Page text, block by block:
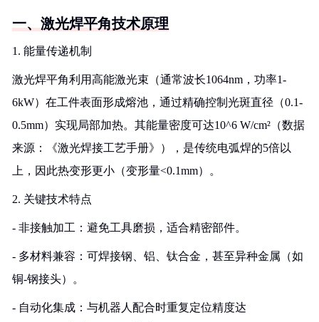
一、激光焊平角技术原理
1. 能量传递机制
激光焊平角利用高能激光束（通常波长1064nm，功率1-
6kW）在工件表面形成熔池，通过精确控制光斑直径（0.1-
0.5mm）实现局部加热。其能量密度可达10^6 W/cm²（数据
来源：《激光焊接工艺手册》），是传统电弧焊的5倍以
上，因此热变形更小（变形量<0.1mm）。
2. 关键技术特点
- 非接触加工：避免工具磨损，适合精密部件。
- 多材料兼容：可焊接钢、铝、钛合金，甚至异种金属（如
铜-钢接头）。
- 自动化集成：与机器人配合时重复定位精度达